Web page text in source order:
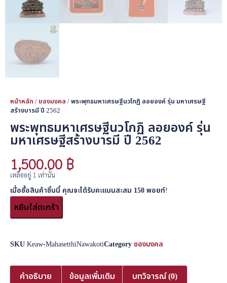
หน้าหลัก /ของมงคล / พระพุทธมหาเศรษฐีนวโกฏิ ลอยองค์ รุ่น มหาเศรษฐี
สร้างบารมี ปี 2562
พระพุทธมหาเศรษฐีนวโกฏิ ลอยองค์ รุ่น
มหาเศรษฐีสร้างบารมี ปี 2562
1,500.00 ฿
เหลืออยู่ 1 เท่านั้น
เมื่อซื้อสินค้าชิ้นนี้ คุณจะได้รับคะแนนสะสม 150พอยท์!
หยิบใส่ตะกร้า
SKUKeaw-MahasetthiNawakotiCategoryของมงคล
คำอธิบาย ข้อมูลเพิ่มเติม บทวิจารณ์ (0)